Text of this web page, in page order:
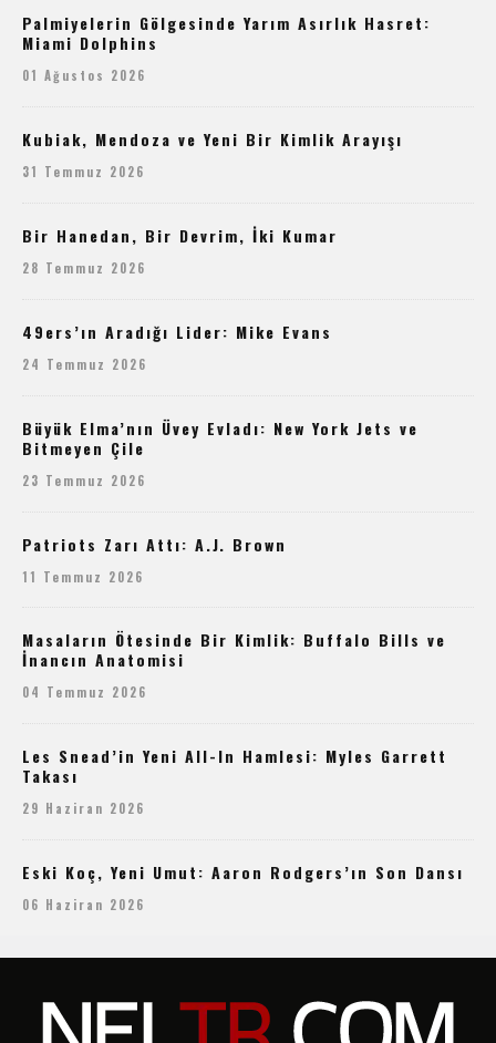
Palmiyelerin Gölgesinde Yarım Asırlık Hasret:
Miami Dolphins
01 Ağustos 2026
Kubiak, Mendoza ve Yeni Bir Kimlik Arayışı
31 Temmuz 2026
Bir Hanedan, Bir Devrim, İki Kumar
28 Temmuz 2026
49ers’ın Aradığı Lider: Mike Evans
24 Temmuz 2026
Büyük Elma’nın Üvey Evladı: New York Jets ve
Bitmeyen Çile
23 Temmuz 2026
Patriots Zarı Attı: A.J. Brown
11 Temmuz 2026
Masaların Ötesinde Bir Kimlik: Buffalo Bills ve
İnancın Anatomisi
04 Temmuz 2026
Les Snead’in Yeni All-In Hamlesi: Myles Garrett
Takası
29 Haziran 2026
Eski Koç, Yeni Umut: Aaron Rodgers’ın Son Dansı
06 Haziran 2026